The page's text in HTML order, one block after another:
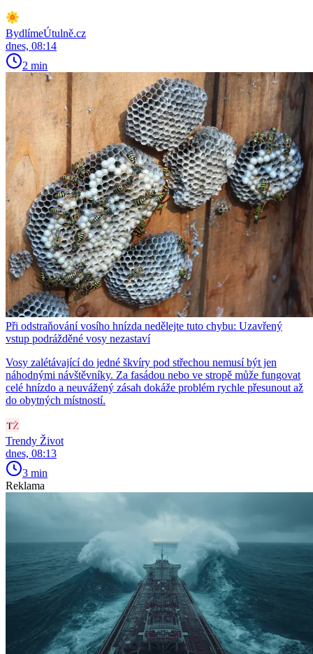
BydlímeÚtulně.cz
dnes, 08:14
2 min
Při odstraňování vosího hnízda nedělejte tuto chybu: Uzavřený
vstup podrážděné vosy nezastaví
Vosy zalétávající do jedné škvíry pod střechou nemusí být jen
náhodnými návštěvníky. Za fasádou nebo ve stropě může fungovat
celé hnízdo a neuvážený zásah dokáže problém rychle přesunout až
do obytných místností.
Trendy Život
dnes, 08:13
3 min
Reklama